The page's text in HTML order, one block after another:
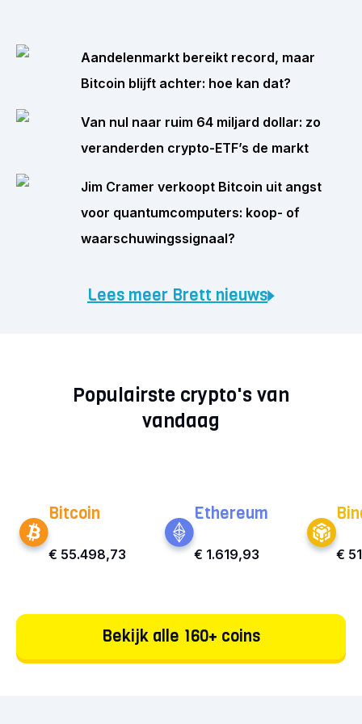
Aandelenmarkt bereikt record, maar
Bitcoin blijft achter: hoe kan dat?
Van nul naar ruim 64 miljard dollar: zo
veranderden crypto-ETF’s de markt
Jim Cramer verkoopt Bitcoin uit angst
voor quantumcomputers: koop- of
waarschuwingssignaal?
Lees meer Brett nieuws
Populairste crypto's van
vandaag
Bitcoin
€ 55.498,73
Ethereum
€ 1.619,93 €
Bekijk alle 160+ coins